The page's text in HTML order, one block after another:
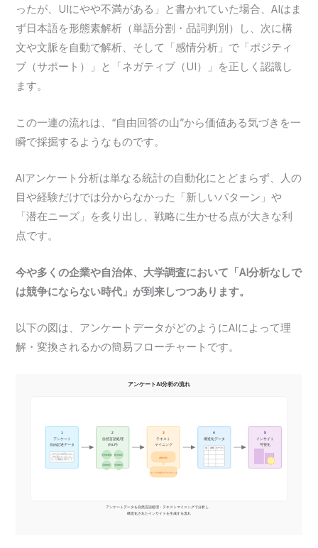
ったが、UIにやや不満がある」と書かれていた場合、AIはま
ず日本語を形態素解析（単語分割・品詞判別）し、次に構
文や文脈を自動で解析、そして「感情分析」で「ポジティ
ブ（サポート）」と「ネガティブ（UI）」を正しく認識し
ます。
この一連の流れは、“自由回答の山”から価値ある気づきを一
瞬で採掘するようなものです。
AIアンケート分析は単なる統計の自動化にとどまらず、人の
目や経験だけでは分からなかった「新しいパターン」や
「潜在ニーズ」を炙り出し、戦略に生かせる点が大きな利
点です。
今や多くの企業や自治体、大学調査において「AI分析なしで
は競争にならない時代」が到来しつつあります。
以下の図は、アンケートデータがどのようにAIによって理
解・変換されるかの簡易フローチャートです。